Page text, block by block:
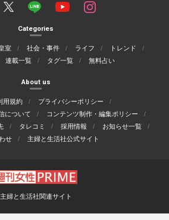
Categories
室 社会・事件 ライフ
トレンド
連載一覧 タグ一覧 無料占い
About us
用規約
プライバシーポリシー
について
コンテンツ制作・編集ポリシー
タレコミ 採用情報
お知らせ一覧
せ
主婦と生活社公式サイト
主婦と生活社関連サイト